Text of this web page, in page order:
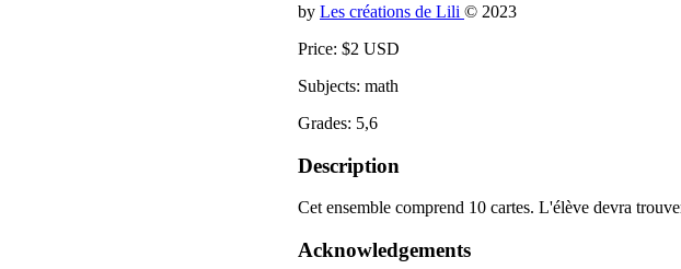
by Les créations de Lili © 2023
Price: $2 USD
Subjects: math
Grades: 5,6
Description
Cet ensemble comprend 10 cartes. L'élève devra
Acknowledgements